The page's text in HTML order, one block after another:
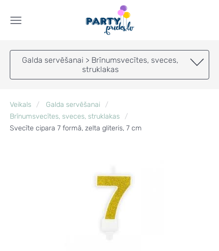
Galda servēšanai > Brīnumsvecītes, sveces,
struklakas
Veikals
Galda servēšanai
Brīnumsvecītes, sveces, struklakas
Svecīte cipara 7 formā, zelta gliteris, 7 cm